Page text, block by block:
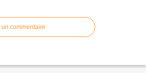
un commentaire